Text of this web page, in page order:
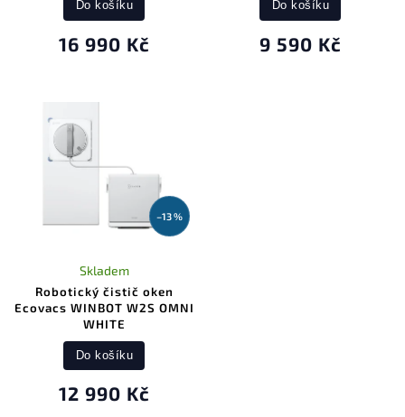
16 990 Kč
Do košíku
9 590 Kč
Do košíku
–13 %
Robotický čistič oken
Ecovacs WINBOT W2S OMNI
WHITE
Skladem
12 990 Kč
Do košíku